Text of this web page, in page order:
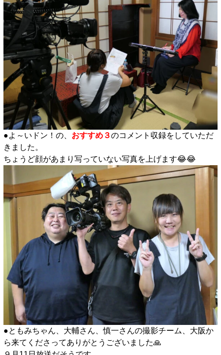
●よ～いドン！の、 おすすめ３のコメント収録をしていただ
きました。
ちょうど顔があまり写っていない写真を上げます😂😂
●ともみちゃん、大輔さん、慎一さんの撮影チーム、大阪か
ら来てくださってありがとうございました🙏